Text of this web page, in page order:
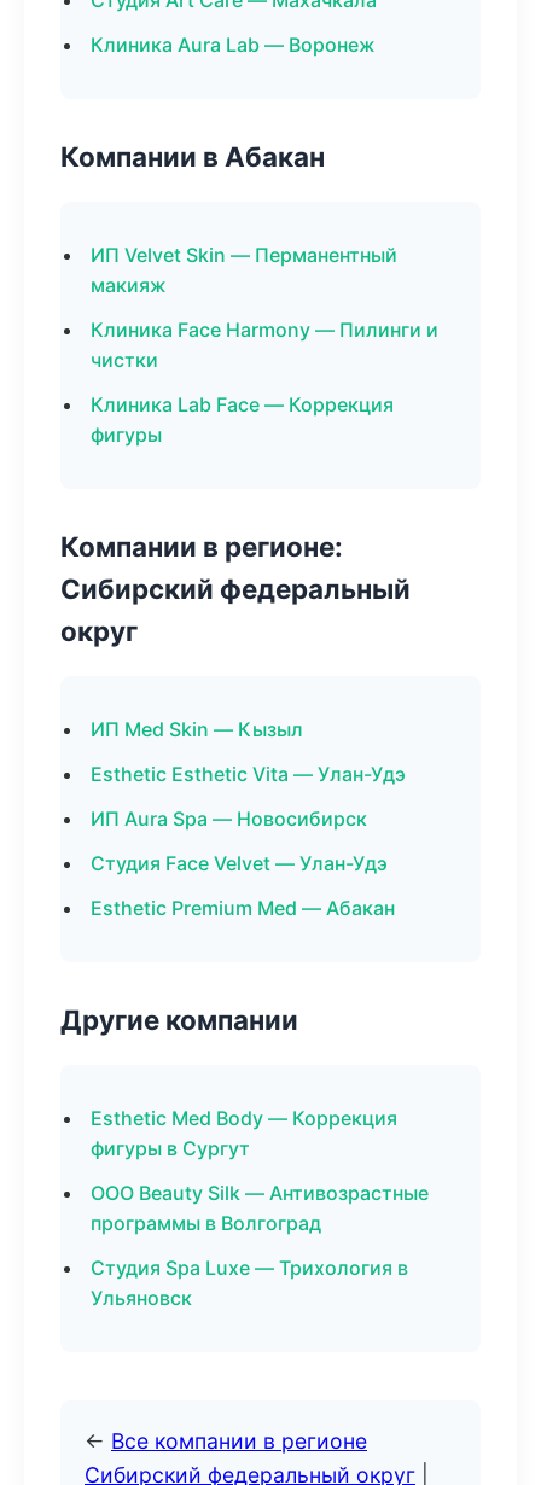
Клиника Aura Lab — Воронеж
Компании в Абакан
ИП Velvet Skin — Перманентный
макияж
Клиника Face Harmony — Пилинги и
чистки
Клиника Lab Face — Коррекция
фигуры
Компании в регионе:
Сибирский федеральный
округ
ИП Med Skin — Кызыл
Esthetic Esthetic Vita — Улан-Удэ
ИП Aura Spa — Новосибирск
Студия Face Velvet — Улан-Удэ
Esthetic Premium Med — Абакан
Другие компании
Esthetic Med Body — Коррекция
фигуры в Сургут
ООО Beauty Silk — Антивозрастные
программы в Волгоград
Студия Spa Luxe — Трихология в
Ульяновск
← Все компании в регионе
Сибирский федеральный округ